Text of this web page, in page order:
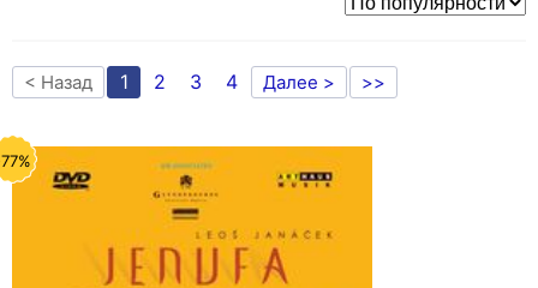
< Назад 1 2 3 4 Далее > >>